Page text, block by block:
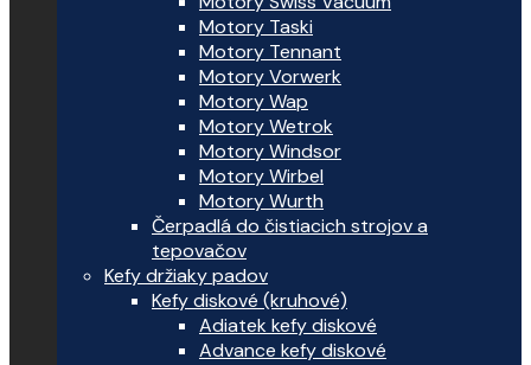
Motory Taski
Motory Tennant
Motory Vorwerk
Motory Wap
Motory Wetrok
Motory Windsor
Motory Wirbel
Motory Wurth
Čerpadlá do čistiacich strojov a
tepovačov
Kefy držiaky padov
Kefy diskové (kruhové)
Adiatek kefy diskové
Advance kefy diskové